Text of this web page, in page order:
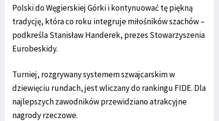
Polski do Węgierskiej Górki i kontynuować tę piękną
tradycję, która co roku integruje miłośników szachów –
podkreśla Stanisław Handerek, prezes Stowarzyszenia
Eurobeskidy.
Turniej, rozgrywany systemem szwajcarskim w
dziewięciu rundach, jest wliczany do rankingu FIDE. Dla
najlepszych zawodników przewidziano atrakcyjne
nagrody rzeczowe.